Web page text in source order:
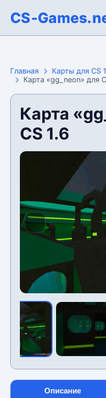
CS-
Главная
Карты для CS
Карта «gg_neon» для
Карта
CS 1.6
Описание